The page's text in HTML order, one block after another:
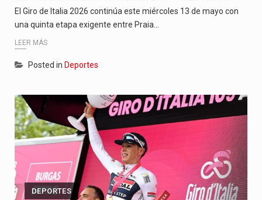
El Giro de Italia 2026 continúa este miércoles 13 de mayo con
una quinta etapa exigente entre Praia…
LEER MÁS
Posted in Deportes
DEPORTES